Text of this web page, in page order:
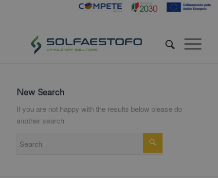
New Search
If you are not happy with the results below please do
another search